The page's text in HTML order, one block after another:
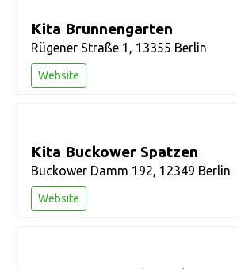
Kita Brunnengarten
Rügener Straße 1, 13355 Berlin
Website
Kita Buckower Spatzen
Buckower Damm 192, 12349 Berlin
Website